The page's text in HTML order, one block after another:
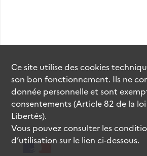
Ce site utilise descookies
son bon fonctionnement. Ils ne
donnée personnelle et sont
consentements (Article 82 de la
Libertés).
Vous pouvez consulter les
d’utilisation sur le lien ci-dessous.